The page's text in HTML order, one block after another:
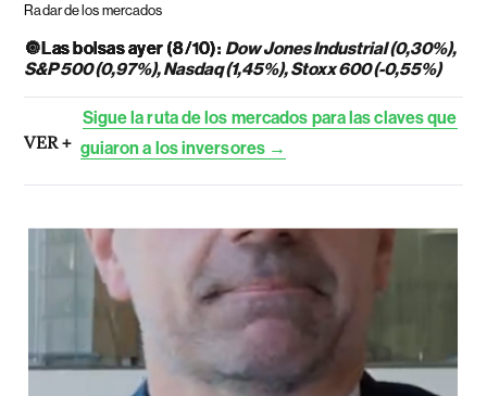
Radar de los mercados
🔘Las bolsas ayer (8/10): Dow Jones Industrial (0,30%),
S&P 500 (0,97%), Nasdaq (1,45%), Stoxx 600 (-0,55%)
VER +
Sigue la ruta de los mercados para las claves que
guiaron a los inversores →